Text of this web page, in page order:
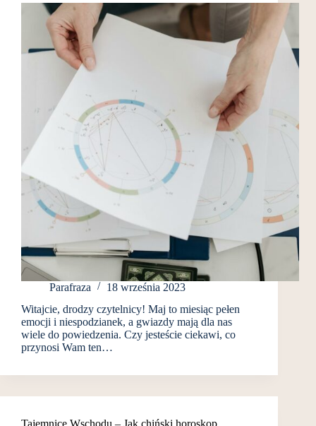
Parafraza
18 września 2023
Witajcie, drodzy czytelnicy! Maj to miesiąc pełen
emocji i niespodzianek, a gwiazdy mają dla nas
wiele do powiedzenia. Czy jesteście ciekawi, co
przynosi Wam ten…
Tajemnice Wschodu – Jak chiński horoskop